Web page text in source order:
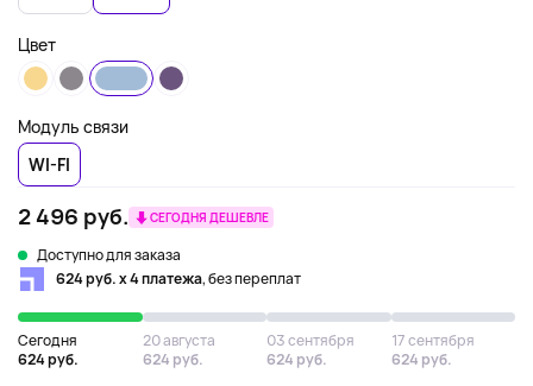
Цвет
Модуль связи
WI-FI
2 496 руб. СЕГОДНЯ ДЕШЕВЛЕ
Доступно для заказа
624 руб. х 4 платежа, без переплат
Сегодня
624 руб.
20 августа
624 руб.
03 сентября
624 руб.
17 сентября
624 руб.